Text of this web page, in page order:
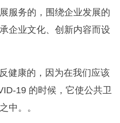
服务的，围绕企业发展的
企业文化、创新内容而设
健康的，因为在我们应该
19 的时候，它使公共卫
中。。